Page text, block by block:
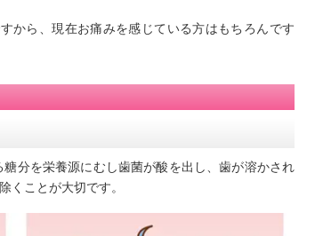
から、現在お痛みを感じている方はもちろんです
分を栄養源にむし歯菌が酸を出し、歯が溶かされ
くことが大切です。